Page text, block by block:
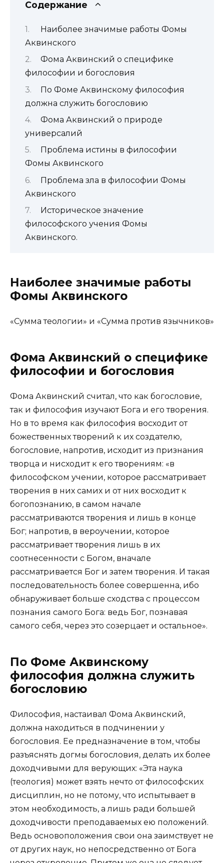
Содержание
Наиболее значимые работы Фомы
Аквинского
Фома Аквинский о специфике
философии и богословия
По Фоме Аквинскому философия
должна служить богословию
Фома Аквинский о природе
универсалий
Проблема истины в философии
Фомы Аквинского
Проблема зла в философии Фомы
Аквинского
Историческое значение
философского учения Фомы
Аквинского.
Наиболее значимые работы
Фомы Аквинского
«Сумма теологии» и «Сумма против язычников»
Фома Аквинский о специфике
философии и богословия
Фома Аквинский считал, что как богословие,
так и философия изучают Бога и его творения.
Но в то время как философия восходит от
божественных творений к их создателю,
богословие, напротив, исходит из признания
творца и нисходит к его творениям: «в
философском учении, которое рассматривает
творения в них самих и от них восходит к
богопознанию, в самом начале
рассматриваются творения и лишь в конце
Бог; напротив, в вероучении, которое
рассматривает творения лишь в их
соотнесенности с Богом, вначале
рассматривается Бог и затем творения. И такая
последовательность более совершенна, ибо
обнаруживает больше сходства с процессом
познания самого Бога: ведь Бог, познавая
самого себя, через это созерцает и остальное».
По Фоме Аквинскому
философия должна служить
богословию
Философия, настаивал Фома Аквинский,
должна находиться в подчинении у
богословия. Ее предназначение в том, чтобы
разъяснять догмы богословия, делать их более
доходчивыми для верующих: «Эта наука
(теология) может взять нечто от философских
дисциплин, но не потому, что испытывает в
этом необходимость, а лишь ради большей
доходчивости преподаваемых ею положений.
Ведь основоположения свои она заимствует не
от других наук, но непосредственно от Бога